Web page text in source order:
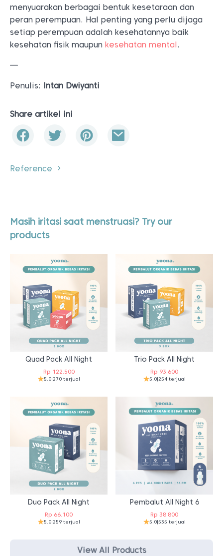
menyuarakan berbagai bentuk kesetaraan dan
peran perempuan. Hal penting yang perlu dijaga
setiap perempuan adalah kesehatannya baik
kesehatan fisik maupun kesehatan mental.
—
Penulis: Intan Dwiyanti
Share artikel ini
Reference
Masih iritasi saat menstruasi? Try our
products
Quad Pack All Night
Rp122.500
5.0|270 terjual
Trio Pack All Night
Rp 93.600
5.0|254 terjual
Duo Pack All Night
Rp 66.100
5.0|259 terjual
Pembalut All Night 6
Rp 38.800
5.0|535 terjual
View All Products